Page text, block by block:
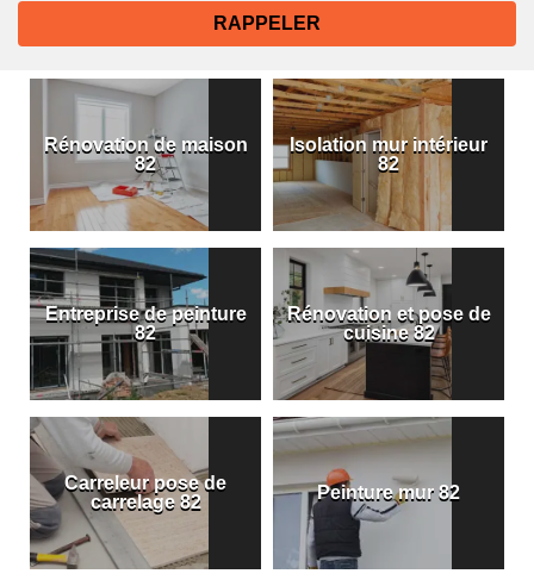
Rénovation de maison
82
Isolation mur intérieur
82
Entreprise de peinture
82
Rénovation et pose de
cuisine 82
Carreleur pose de
carrelage 82
Peinture mur 82